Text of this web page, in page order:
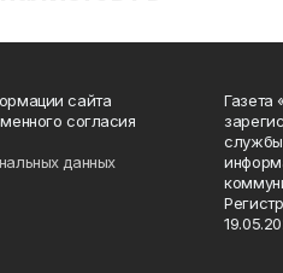
сайта
согласия
данных
Газета
службы